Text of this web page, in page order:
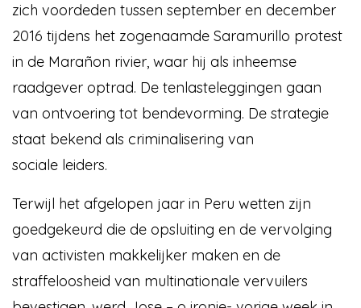
zich voordeden tussen september en december
2016 tijdens het zogenaamde Saramurillo protest
in de Marañon rivier, waar hij als inheemse
raadgever optrad. De tenlasteleggingen gaan
van ontvoering tot bendevorming. De strategie
staat bekend als criminalisering van
sociale leiders.
Terwijl het afgelopen jaar in Peru wetten zijn
goedgekeurd die de opsluiting en de vervolging
van activisten makkelijker maken en de
straffeloosheid van multinationale vervuilers